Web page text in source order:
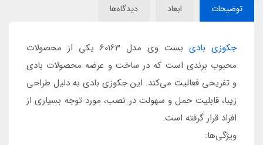
توضیحات ابعاد دیدگاه‌ها
جکوزی بادی
بست وی مدل 60163 یکی از محصولات
محبوب برندی است که در ساخت و عرضه محصولات بادی
و تفریحی فعالیت می‌کند. این جکوزی بادی به دلیل طراحی
زیبا، قابلیت حمل و سهولت در نصب، مورد توجه بسیاری از
افراد قرار گرفته است.
ویژگی‌ها: